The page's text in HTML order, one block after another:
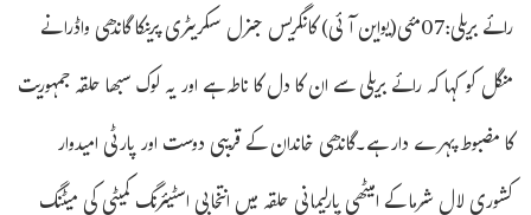
رائے بریلی:07مئی(یواین آئی) کانگریس جنرل سکریٹری پرینکا گاندھی واڈرا نے
منگل کو کہا کہ رائے بریلی سے ان کا دل کا ناطہ ہے اور یہ لوک سبھا حلقہ جمہوریت
کا مضبوط پہرے دار ہے۔گاندھی خاندان کے قریبی دوست اور پارٹی امیدوار